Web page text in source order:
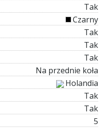
Tak
Czarny
Tak
Tak
Tak
Na przednie koła
Holandia
Tak
Tak
5